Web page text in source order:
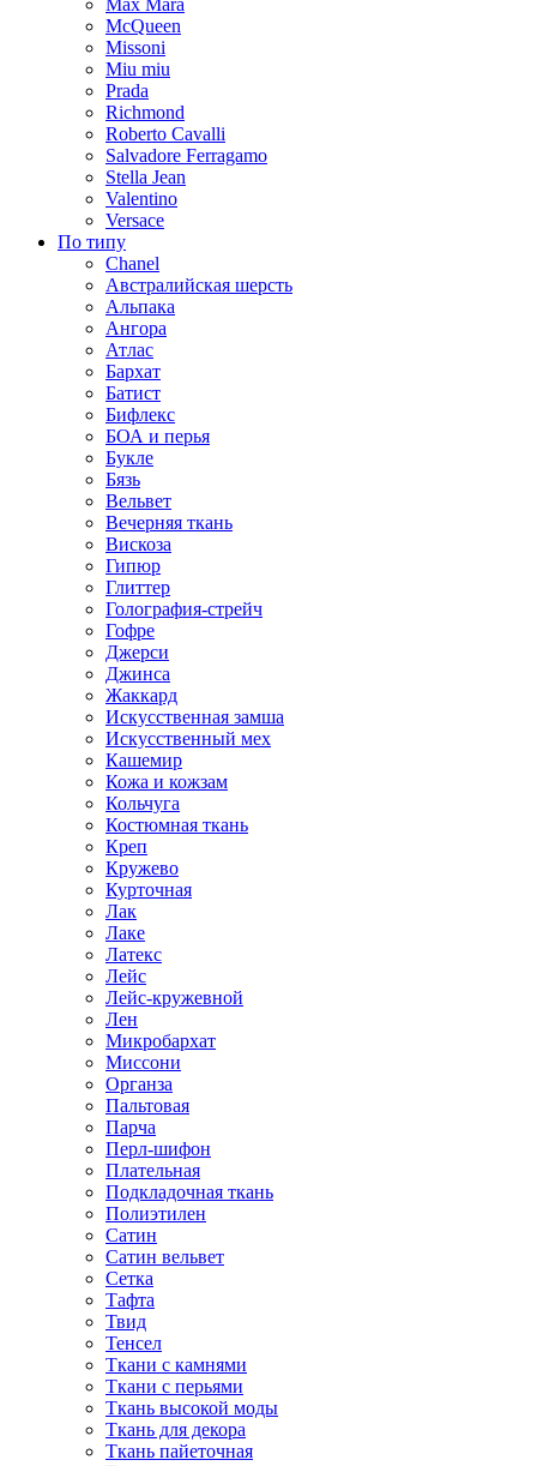
Max Mara
McQueen
Missoni
Miu miu
Prada
Richmond
Roberto Cavalli
Salvadore Ferragamo
Stella Jean
Valentino
Versace
По типу
Chanel
Австралийская шерсть
Альпака
Ангора
Атлас
Бархат
Батист
Бифлекс
БОА и перья
Букле
Бязь
Вельвет
Вечерняя ткань
Вискоза
Гипюр
Глиттер
Голография-стрейч
Гофре
Джерси
Джинса
Жаккард
Искусственная замша
Искусственный мех
Кашемир
Кожа и кожзам
Кольчуга
Костюмная ткань
Креп
Кружево
Курточная
Лак
Лаке
Латекс
Лейс
Лейс-кружевной
Лен
Микробархат
Миссони
Органза
Пальтовая
Парча
Перл-шифон
Плательная
Подкладочная ткань
Полиэтилен
Сатин
Сатин вельвет
Сетка
Тафта
Твид
Тенсел
Ткани с камнями
Ткани с перьями
Ткань высокой моды
Ткань для декора
Ткань пайеточная